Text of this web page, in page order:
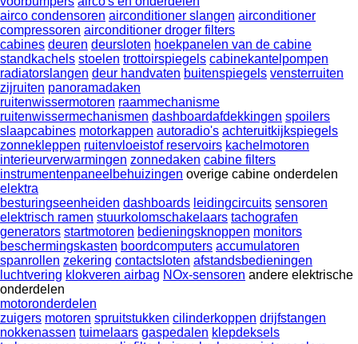
airco condensoren airconditioner slangen airconditioner
compressoren airconditioner droger filters
cabines deuren deursloten hoekpanelen van de cabine
standkachels stoelen trottoirspiegels cabinekantelpompen
radiatorslangen deur handvaten buitenspiegels vensterruiten
zijruiten panoramadaken
ruitenwissermotoren raammechanisme
ruitenwissermechanismen dashboardafdekkingen spoilers
slaapcabines motorkappen autoradio's achteruitkijkspiegels
zonnekleppen ruitenvloeistof reservoirs kachelmotoren
interieurverwarmingen zonnedaken cabine filters
instrumentenpaneelbehuizingen overige cabine onderdelen
elektra
besturingseenheiden dashboards leidingcircuits sensoren
elektrisch ramen stuurkolomschakelaars tachografen
generators startmotoren bedieningsknoppen monitors
beschermingskasten boordcomputers accumulatoren
spanrollen zekering contactsloten afstandsbedieningen
luchtvering klokveren airbag NOx-sensoren andere elektrische
onderdelen
motoronderdelen
zuigers motoren spruitstukken cilinderkoppen drijfstangen
nokkenassen tuimelaars gaspedalen klepdeksels